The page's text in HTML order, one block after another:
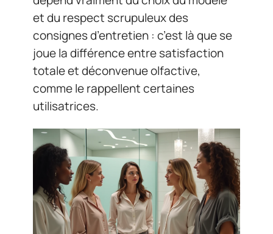
et du respect scrupuleux des
consignes d’entretien : c’est là que se
joue la différence entre satisfaction
totale et déconvenue olfactive,
comme le rappellent certaines
utilisatrices.